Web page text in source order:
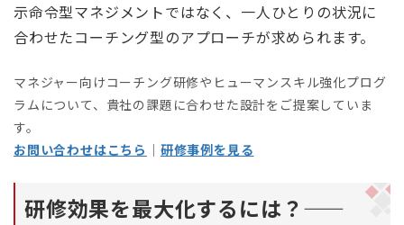
示命令型マネジメントではなく、一人ひとりの状況に
合わせたコーチング型のアプローチが求められます。
マネジャー向けコーチング研修やヒューマンスキル強化プログ
ラムについて、貴社の課題に合わせた設計をご提案していま
す。
お問い合わせはこちら ｜ 研修事例を見る
研修効果を最大化するには？——